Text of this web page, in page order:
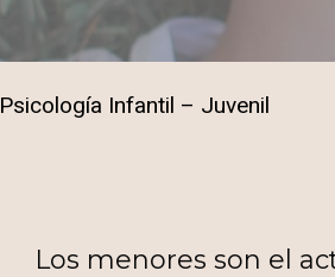
Psicología Infantil – Juvenil
Los menores son el